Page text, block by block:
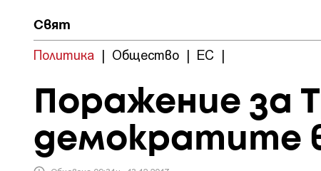
Свят
Политика | Общество | ЕС |
Поражение за
демократите